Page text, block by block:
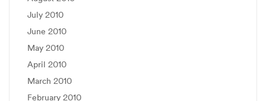
July 2010
June 2010
May 2010
April 2010
March 2010
February 2010